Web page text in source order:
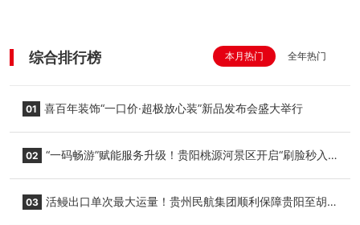
综合排行榜 本月热门 全年热门
01 喜百年装饰“一口价·超极放心装”新品发布会盛大举行
02 “一码畅游”赋能服务升级！贵阳桃源河景区开启“刷脸秒入
03 活鳗出口单次最大运量！贵州民航集团顺利保障贵阳至胡